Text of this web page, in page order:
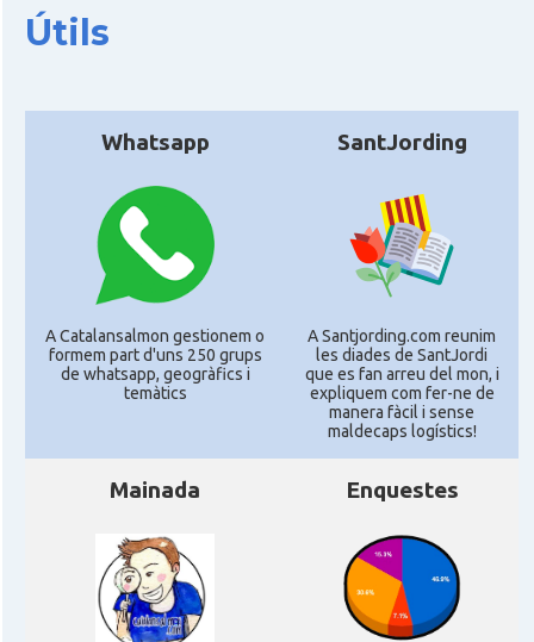
Útils
Whatsapp
A Catalansalmon gestionem o
formem part d'uns 250 grups
de whatsapp, geogràfics i
temàtics
SantJording
A Santjording.com reunim
les diades de SantJordi
que es fan arreu del mon, i
expliquem com fer-ne de
manera fàcil i sense
maldecaps logí­stics!
Mainada Enquestes